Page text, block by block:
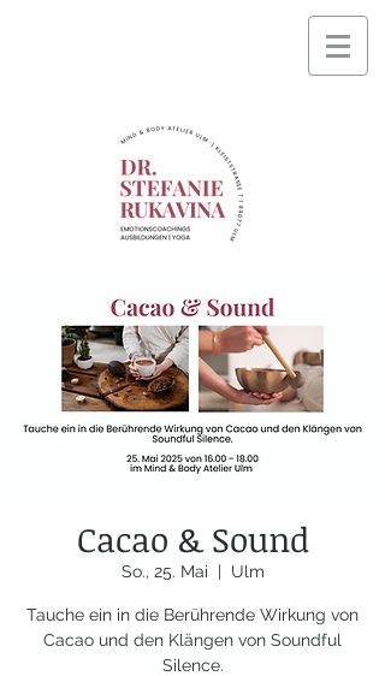
Cacao & Sound
So., 25. Mai
  |
Ulm
Tauche ein in die Berührende Wirkung von
Cacao und den Klängen von Soundful
Silence.